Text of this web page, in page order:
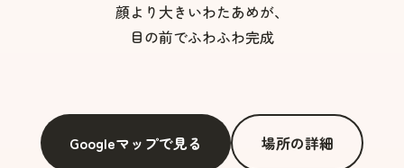
顔より大きいわたあめが、
目の前でふわふわ完成
Googleマップで見る 場所の詳細